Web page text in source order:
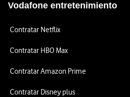
Vodafone entretenimiento
Contratar Netflix
Contratar HBO Max
Contratar Amazon Prime
Contratar Disney plus